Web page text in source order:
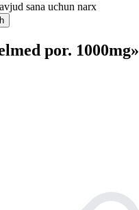
sana uchun narx
por. 1000mg»